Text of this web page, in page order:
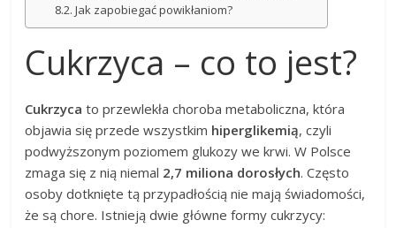
Jak zapobiegać powikłaniom?
Cukrzyca – co to jest?
Cukrzyca to przewlekła choroba metaboliczna, która
objawia się przede wszystkim hiperglikemią, czyli
podwyższonym poziomem glukozy we krwi. W Polsce
zmaga się z nią niemal 2,7 miliona dorosłych. Często
osoby dotknięte tą przypadłością nie mają świadomości,
że są chore. Istnieją dwie główne formy cukrzycy: